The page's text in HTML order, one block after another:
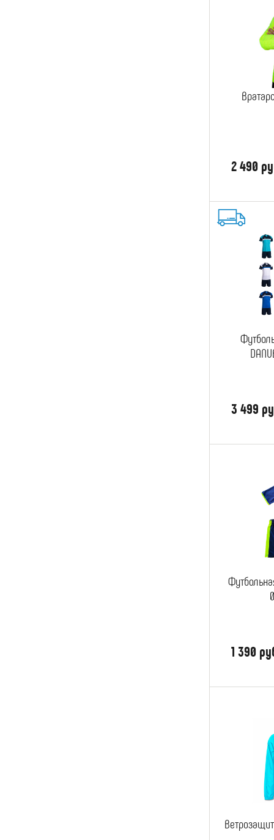
2 490
3 499
1 390